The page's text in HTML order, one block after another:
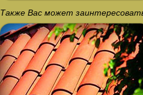
Также Вас может